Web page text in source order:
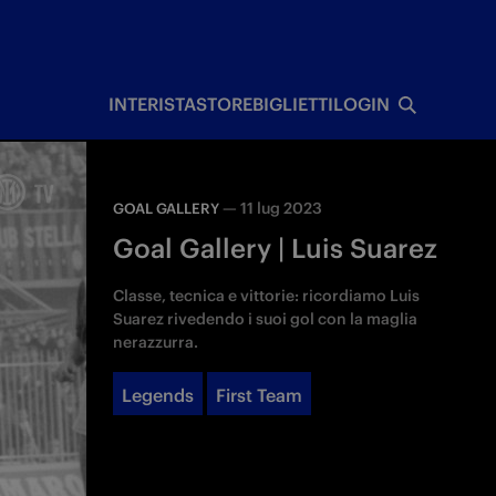
INTERISTASTOREBIGLIETTILOGIN
GOAL GALLERY —11 lug 2023
Goal Gallery | Luis Suarez
Classe, tecnica e vittorie: ricordiamo Luis
Suarez rivedendo i suoi gol con la maglia
nerazzurra.
Legends First Team